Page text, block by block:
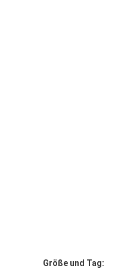
Größe und Tag: